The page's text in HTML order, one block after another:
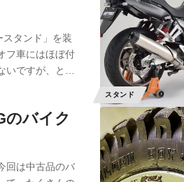
スタンド
タンド」を装
フ車にはほぼ付
いですが、と…
のバイク
回は中古品のバ